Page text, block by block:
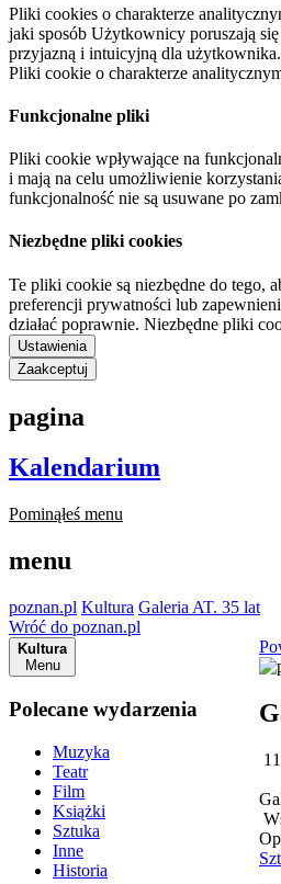
Pliki cookies o charakterze
jaki sposób Użytkownicy poruszają
przyjazną i intuicyjną dla użytkownika.
Pliki cookie o charakterze
Funkcjonalne pliki
Pliki cookie wpływające na
i mają na celu umożliwienie
funkcjonalność nie są usuwane po
Niezbędne pliki cookies
Te pliki cookie są niezbędne do tego,
preferencji prywatności lub
działać poprawnie. Niezbędne pliki
Ustawienia
Zaakceptuj
pagina
Kalendarium
Pominąłeś menu
menu
poznan.pl Kultura Galeria AT. 35 lat
Wróć do poznan.pl
Kultura
Menu
Polecane wydarzenia
Muzyka
Teatr
Film
Książki
Sztuka
Inne
Historia